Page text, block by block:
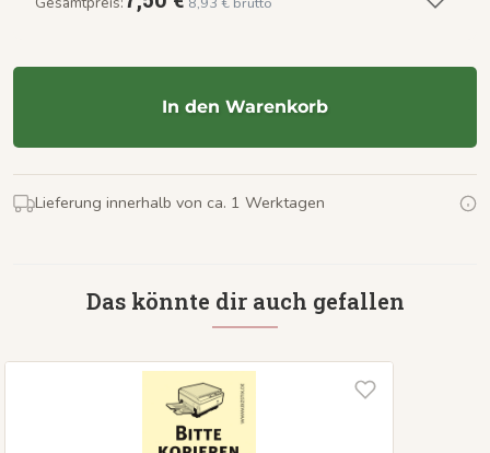
In den Warenkorb
Lieferung innerhalb von ca. 1 Werktagen
Das könnte dir auch gefallen